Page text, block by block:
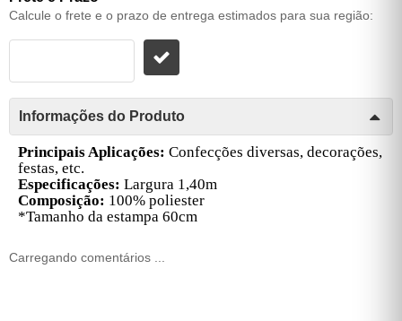
Calcule o frete e o prazo de entrega estimados para sua região:
Informações do Produto
Principais Aplicações: Confecções diversas, decorações,
festas, etc.
Especificações: Largura 1,40m
Composição: 100% poliester
*Tamanho da estampa 60cm
Carregando comentários ...